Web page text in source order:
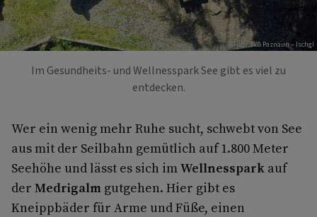
Foto: TVB Paznaun – Ischgl
Im Gesundheits- und Wellnesspark See gibt es viel zu
entdecken.
Wer ein wenig mehr Ruhe sucht, schwebt von See
aus mit der Seilbahn gemütlich auf 1.800 Meter
Seehöhe und lässt es sich imWellnesspark auf
der Medrigalm gutgehen. Hier gibt es
Kneippbäder für Arme und Füße, einen